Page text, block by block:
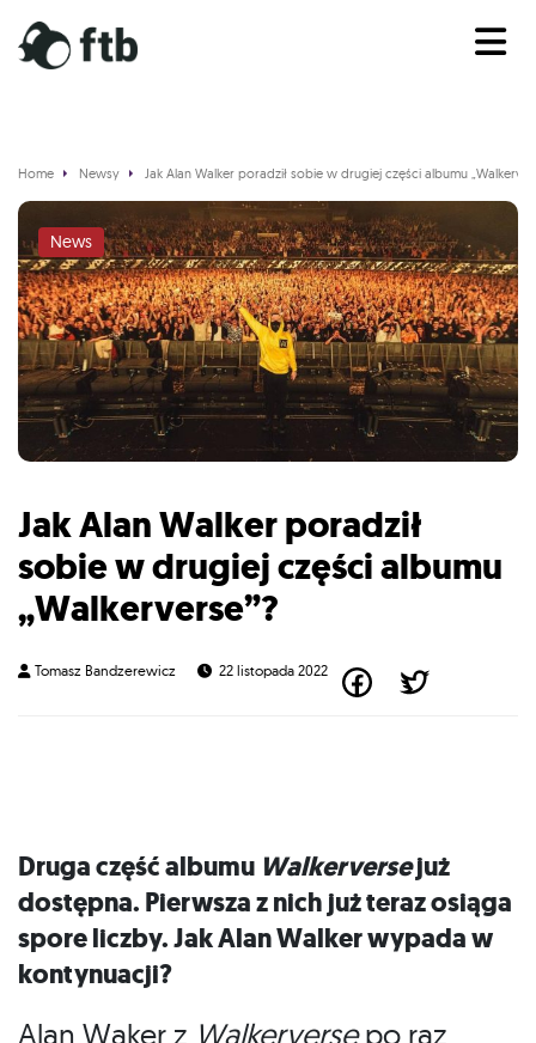
Home Newsy Jak Alan Walker poradził sobie w drugiej części albumu
News
Jak Alan Walker poradził
sobie w drugiej części albumu
„Walkerverse”?
Tomasz Bandzerewicz 22 listopada 2022
Druga część albumu Walkerversejuż
dostępna. Pierwsza z nich już teraz osiąga
spore liczby. Jak Alan Walker wypada w
kontynuacji?
Alan Waker z Walkerversepo raz